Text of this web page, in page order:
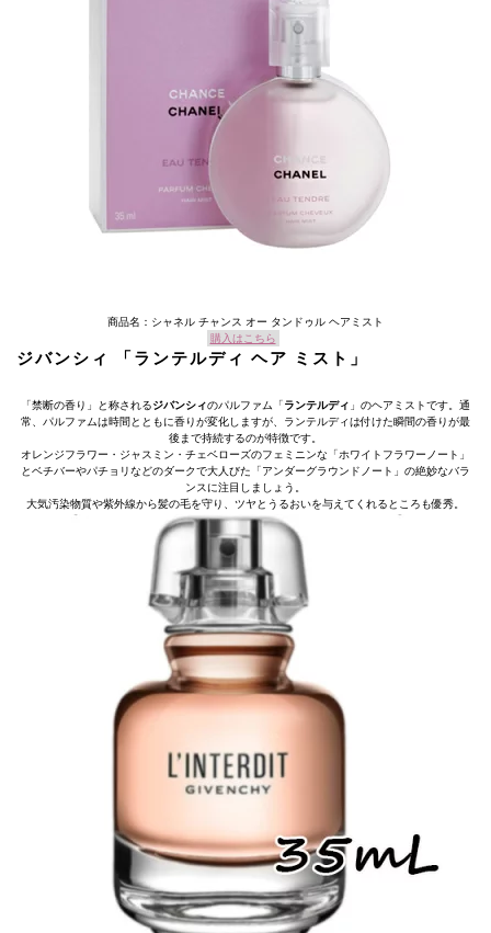
商品名：シャネル チャンス オー タンドゥル ヘアミスト
購入はこちら
ジバンシィ 「ランテルディ ヘア ミスト」
「禁断の香り」と称されるジバンシィのパルファム「ランテルディ 」のヘアミストです。通
常、パルファムは時間とともに香りが変化しますが、ランテルディは付けた瞬間の香りが最
後まで持続するのが特徴です。
オレンジフラワー・ジャスミン・チェベローズのフェミニンな「ホワイトフラワーノート」
とベチバーやパチョリなどのダークで大人びた「アンダーグラウンドノート」の絶妙なバラ
ンスに注目しましょう。
大気汚染物質や紫外線から髪の毛を守り、ツヤとうるおいを与えてくれるところも優秀。